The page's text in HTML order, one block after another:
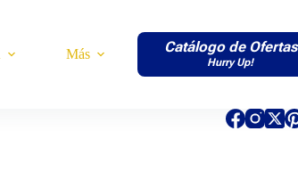
Más Catálogo de Ofertas
Hurry Up!